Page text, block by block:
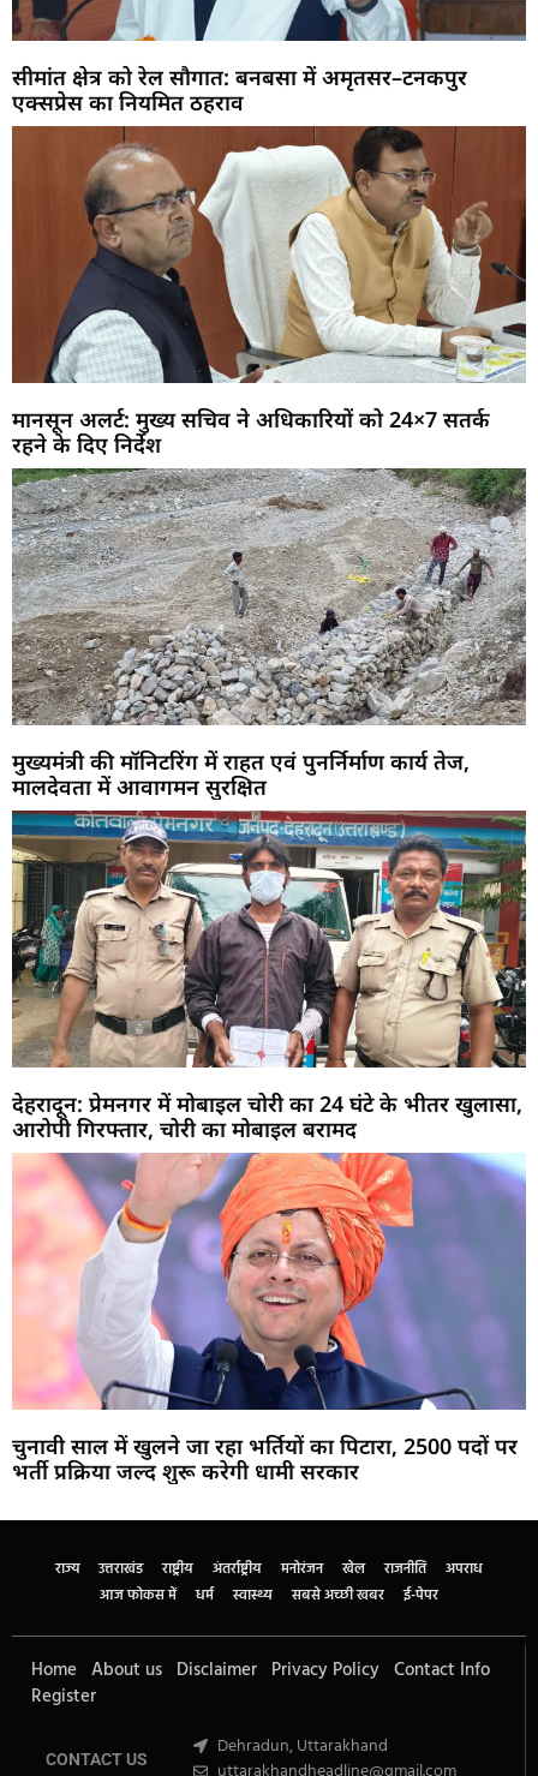
सीमांत क्षेत्र को रेल सौगात: बनबसा में अमृतसर–टनकपुर
एक्सप्रेस का नियमित ठहराव
मानसून अलर्ट: मुख्य सचिव ने अधिकारियों को 24×7 सतर्क
रहने के दिए निर्देश
मुख्यमंत्री की मॉनिटरिंग में राहत एवं पुनर्निर्माण कार्य तेज,
मालदेवता में आवागमन सुरक्षित
देहरादून: प्रेमनगर में मोबाइल चोरी का 24 घंटे के भीतर खुलासा,
आरोपी गिरफ्तार, चोरी का मोबाइल बरामद
चुनावी साल में खुलने जा रहा भर्तियों का पिटारा, 2500 पदों पर
भर्ती प्रक्रिया जल्द शुरू करेगी धामी सरकार
राज्य उत्तराखंड राष्ट्रीय अंतर्राष्ट्रीय मनोरंजन खेल राजनीति
अपराध
आज फोकस में
धर्म स्वास्थ्य सबसे अच्छी खबर ई-पेपर
Home About us Disclaimer Privacy Policy Contact Info
Register
CONTACT US
Dehradun, Uttarakhand